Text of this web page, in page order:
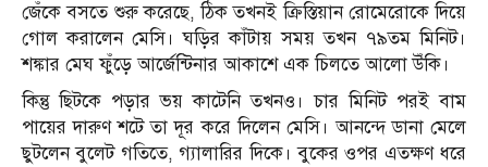
জেঁকে বসতে শুরু করেছে, ঠিক তখনই ক্রিস্তিয়ান রোমেরোকে দিয়ে
গোল করালেন মেসি। ঘড়ির কাঁটায় সময় তখন ৭৯তম মিনিট।
শঙ্কার মেঘ ফুঁড়ে আর্জেন্টিনার আকাশে এক চিলতে আলো উঁকি।
কিন্তু ছিটকে পড়ার ভয় কাটেনি তখনও। চার মিনিট পরই বাম
পায়ের দারুণ শটে তা দূর করে দিলেন মেসি। আনন্দে ডানা মেলে
ছুটলেন বুলেট গতিতে, গ্যালারির দিকে। বুকের ওপর এতক্ষণ ধরে